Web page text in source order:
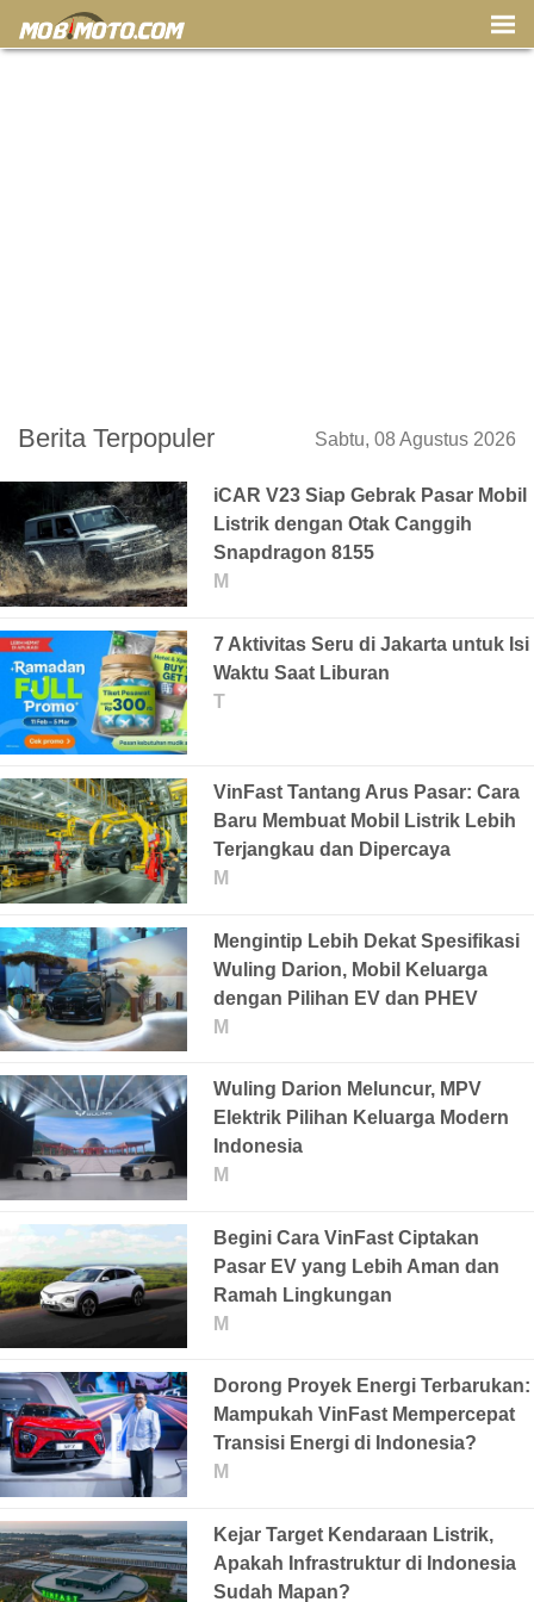
Berita Terpopuler Sabtu, 08 Agustus 2026
iCAR V23 Siap Gebrak Pasar Mobil
Listrik dengan Otak Canggih
Snapdragon 8155
M
7 Aktivitas Seru di Jakarta untuk Isi
Waktu Saat Liburan
T
VinFast Tantang Arus Pasar: Cara
Baru Membuat Mobil Listrik Lebih
Terjangkau dan Dipercaya
M
Mengintip Lebih Dekat Spesifikasi
Wuling Darion, Mobil Keluarga
dengan Pilihan EV dan PHEV
M
Wuling Darion Meluncur, MPV
Elektrik Pilihan Keluarga Modern
Indonesia
M
Begini Cara VinFast Ciptakan
Pasar EV yang Lebih Aman dan
Ramah Lingkungan
M
Dorong Proyek Energi Terbarukan:
Mampukah VinFast Mempercepat
Transisi Energi di Indonesia?
M
Kejar Target Kendaraan Listrik,
Apakah Infrastruktur di Indonesia
Sudah Mapan?